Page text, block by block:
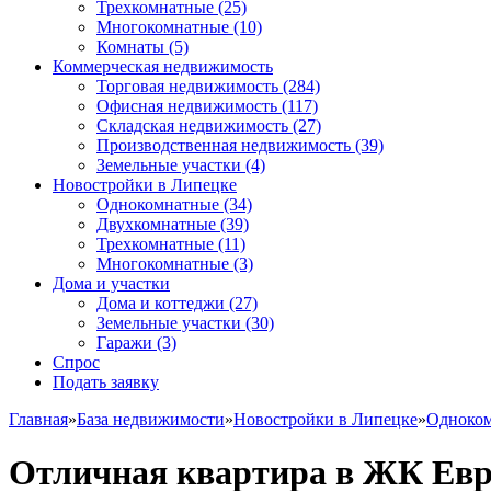
Трехкомнатные (25)
Многокомнатные (10)
Комнаты (5)
Коммерческая недвижимость
Торговая недвижимость (284)
Офисная недвижимость (117)
Складская недвижимость (27)
Производственная недвижимость (39)
Земельные участки (4)
Новостройки в Липецке
Однокомнатные (34)
Двухкомнатные (39)
Трехкомнатные (11)
Многокомнатные (3)
Дома и участки
Дома и коттеджи (27)
Земельные участки (30)
Гаражи (3)
Спрос
Подать заявку
Главная»База недвижимости»Новостройки в Липецке»
Отличная квартира в ЖК